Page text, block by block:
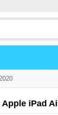
iPad